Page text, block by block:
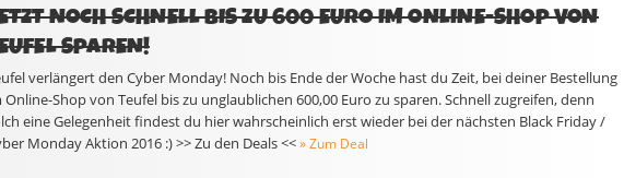
NOCH SCHNELL BIS ZU 600 EURO IM ONLINE-SHOP VON
SPAREN!
verlängert den Cyber Monday! Noch bis Ende der Woche hast du Zeit, bei deiner Bestellung
Online-Shop von Teufel bis zu unglaublichen 600,00 Euro zu sparen. Schnell zugreifen, denn
eine Gelegenheit findest du hier wahrscheinlich erst wieder bei der nächsten Black Friday /
Monday Aktion 2016 :) >> Zu den Deals << » Zum Deal